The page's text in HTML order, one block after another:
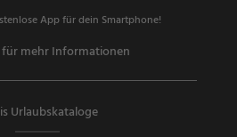
App für dein Smartphone!
für mehr Informationen
Urlaubskataloge